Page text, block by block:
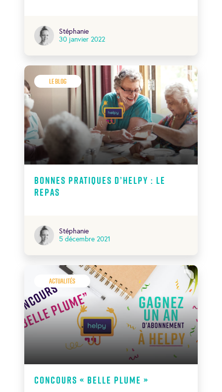
Stéphanie
30 janvier 2022
Le Blog
Bonnes pratiques d’Helpy : le
repas
Stéphanie
5 décembre 2021
Actualités
Concours « Belle Plume »